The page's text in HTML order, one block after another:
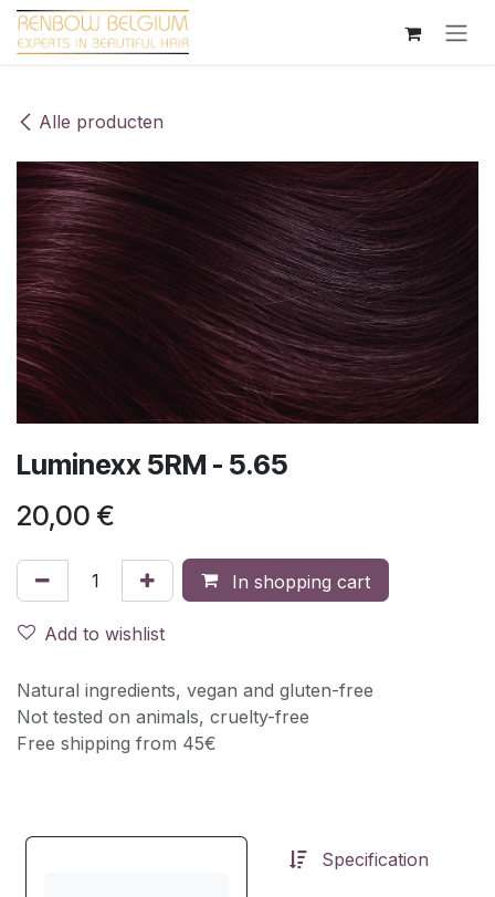
Overslaan naar inhoud
Alle producten
Luminexx 5RM - 5.65
20,00 €
In shopping cart
Add to wishlist
Natural ingredients, vegan and gluten-free
Not tested on animals, cruelty-free
Free shipping from 45€
Specification